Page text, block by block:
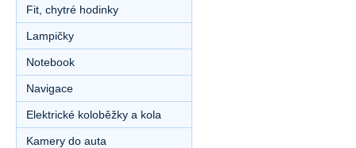
Fit, chytré hodinky
Lampičky
Notebook
Navigace
Elektrické koloběžky a kola
Kamery do auta